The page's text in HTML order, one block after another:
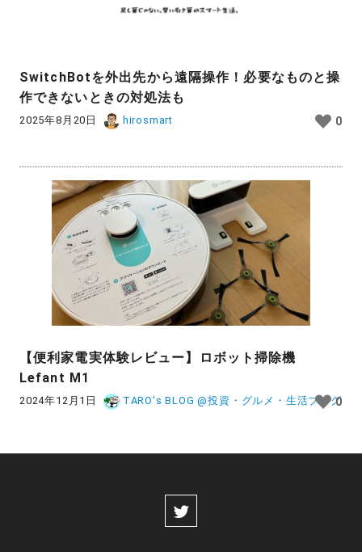
SwitchBotを外出先から遠隔操作！必要なものと操
作できないときの対処法も
2025年8月20日 hirosmart 0
【便利家電実体験レビュー】ロボット掃除機
Lefant M1
2024年12月1日 TARO's BLOG @投資・グルメ・生活ブログ
0